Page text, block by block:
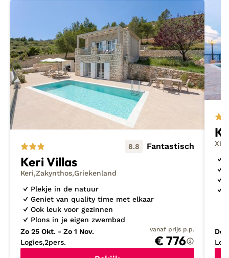
baaitjes of doe lekker helemaal niets terwijl je de
verkoelende eilandbries over je heen laat komen
vanaf je strandbedje. Zakynthos is een fijn adresje
voor een vakantie met het gezin of vrienden. Ontdek
de mooisteGriekse villa'sof comfortable
appartementen. Nog op zoek naar inspiratie voor het
volgende avontuur? Bekijk dan eens mijnnieuwste
ontdekkingenoflast minutevakanties.
8.8 Fantastisch
Keri Villas
Keri Zakynthos Griekenland
Plekje in de natuur
Geniet van quality time met elkaar
Ook leuk voor gezinnen
Plons in je eigen zwembad
Zo 25 Okt. - Zo 1 Nov.
Logies 2pers.
vanaf prijs p.p.
€ 776
Do